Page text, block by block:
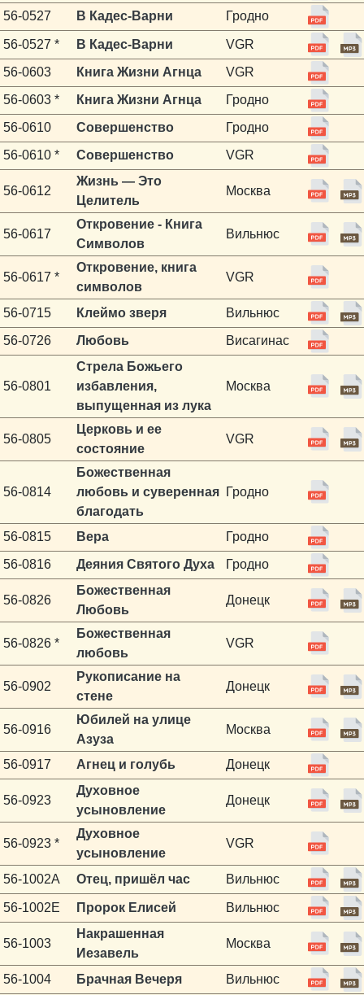
56-0527
В Кадес-Варни Гродно
56-0527 * В Кадес-Варни
VGR
56-0603
Книга Жизни Агнца
VGR
56-0603 *
Книга Жизни Агнца
Гродно
56-0610
Совершенство
Гродно
56-0610 *
Совершенство VGR
56-0612
Жизнь — Это
Целитель
Москва
56-0617
Откровение - Книга
Символов
Вильнюс
56-0617 *
Откровение, книга
символов
VGR
56-0715 Клеймо зверя
Вильнюс
56-0726
Любовь Висагинас
56-0801
Стрела Божьего
избавления,
выпущенная из лука
Москва
56-0805
Церковь и ее
состояние
VGR
56-0814
Божественная
любовь и суверенная
благодать
Гродно
56-0815 Вера
Гродно
56-0816
Деяния Святого Духа Гродно
56-0826
Божественная
Любовь
Донецк
56-0826 *
Божественная
любовь
VGR
56-0902
Рукописание на
стене
Донецк
56-0916
Юбилей на улице
Азуза
Москва
56-0917 Агнец и голубь Донецк
56-0923
Духовное
усыновление
Донецк
56-0923 *
Духовное
усыновление
VGR
56-1002A Отец, пришёл час Вильнюс
56-1002E Пророк Елисей Вильнюс
56-1003
Накрашенная
Иезавель
Москва
56-1004 Брачная Вечеря Вильнюс